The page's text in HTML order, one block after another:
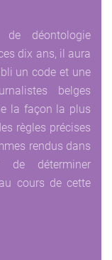
déontologie
dix ans, il aura
un code et une
belges
la façon la plus
règles précises
rendus dans
de déterminer
cours de cette